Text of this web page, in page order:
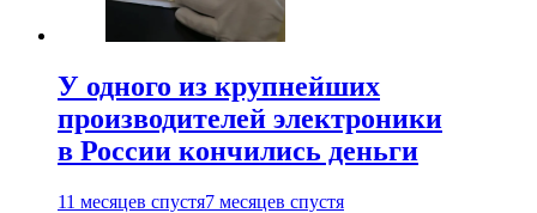
У одного из крупнейших
производителей электроники
в России кончились деньги
11 месяцев спустя7 месяцев спустя